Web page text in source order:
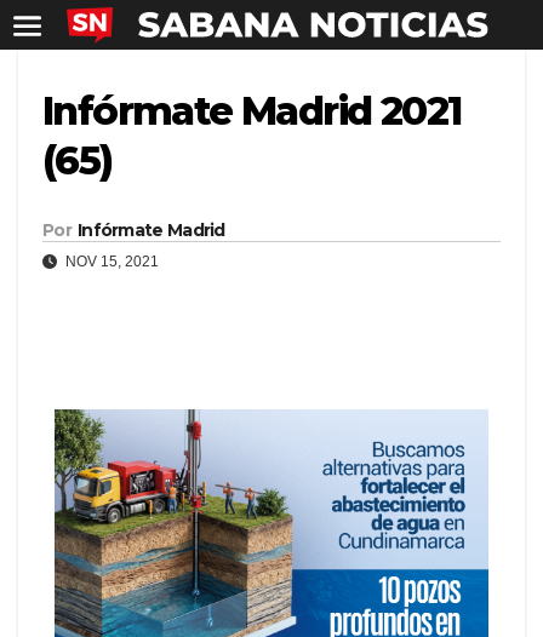
Infórmate Madrid 2021
(65)
Por Infórmate Madrid
NOV 15, 2021